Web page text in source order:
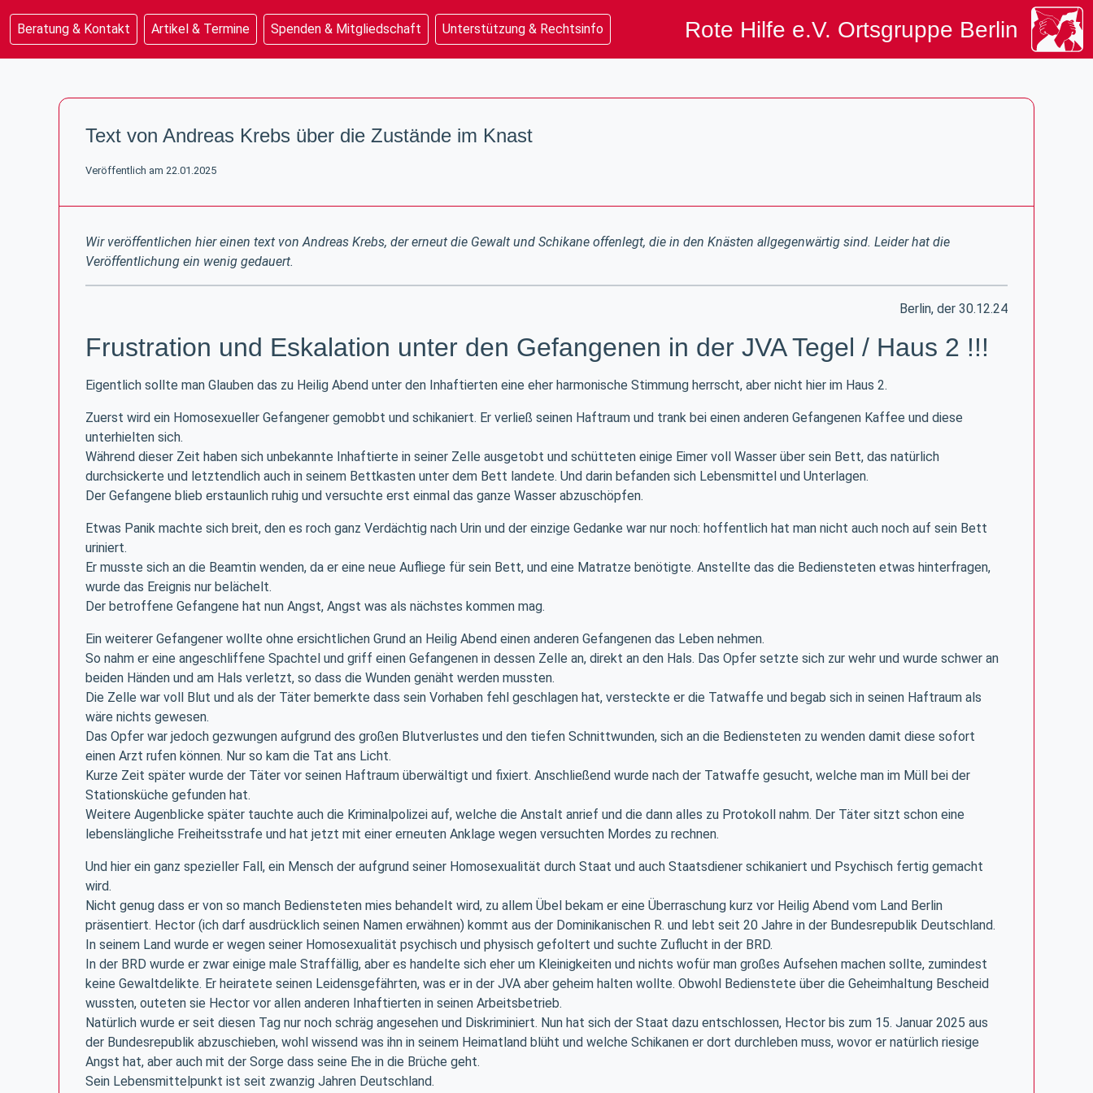
Beratung & Kontakt Artikel & Termine Spenden & Mitgliedschaft Unterstützung & Rechtsinfo Rote Hilfe e.V. Ortsgruppe Berlin
Artikel & Termine
Spenden & Mitgliedschaft
Unterstützung & Rechtsinfo
Text von Andreas Krebs über die Zustände im Knast
Veröffentlich am 22.01.2025
Wir veröffentlichen hier einen text von Andreas Krebs, der erneut die Gewalt und Schikane offenlegt, die in den Knästen allgegenwärtig sind. Leider hat die
Veröffentlichung ein wenig gedauert.
Berlin, der 30.12.24
Frustration und Eskalation unter den Gefangenen in der JVA Tegel / Haus 2 !!!
Eigentlich sollte man Glauben das zu Heilig Abend unter den Inhaftierten eine eher harmonische Stimmung herrscht, aber nicht hier im Haus 2.
Zuerst wird ein Homosexueller Gefangener gemobbt und schikaniert. Er verließ seinen Haftraum und trank bei einen anderen Gefangenen Kaffee und diese
unterhielten sich.
Während dieser Zeit haben sich unbekannte Inhaftierte in seiner Zelle ausgetobt und schütteten einige Eimer voll Wasser über sein Bett, das natürlich
durchsickerte und letztendlich auch in seinem Bettkasten unter dem Bett landete. Und darin befanden sich Lebensmittel und Unterlagen.
Der Gefangene blieb erstaunlich ruhig und versuchte erst einmal das ganze Wasser abzuschöpfen.
Etwas Panik machte sich breit, den es roch ganz Verdächtig nach Urin und der einzige Gedanke war nur noch: hoffentlich hat man nicht auch noch auf sein Bett
uriniert.
Er musste sich an die Beamtin wenden, da er eine neue Aufliege für sein Bett, und eine Matratze benötigte. Anstellte das die Bediensteten etwas hinterfragen,
wurde das Ereignis nur belächelt.
Der betroffene Gefangene hat nun Angst, Angst was als nächstes kommen mag.
Ein weiterer Gefangener wollte ohne ersichtlichen Grund an Heilig Abend einen anderen Gefangenen das Leben nehmen.
So nahm er eine angeschliffene Spachtel und griff einen Gefangenen in dessen Zelle an, direkt an den Hals. Das Opfer setzte sich zur wehr und wurde schwer an
beiden Händen und am Hals verletzt, so dass die Wunden genäht werden mussten.
Die Zelle war voll Blut und als der Täter bemerkte dass sein Vorhaben fehl geschlagen hat, versteckte er die Tatwaffe und begab sich in seinen Haftraum als
wäre nichts gewesen.
Das Opfer war jedoch gezwungen aufgrund des großen Blutverlustes und den tiefen Schnittwunden, sich an die Bediensteten zu wenden damit diese sofort
einen Arzt rufen können. Nur so kam die Tat ans Licht.
Kurze Zeit später wurde der Täter vor seinen Haftraum überwältigt und fixiert. Anschließend wurde nach der Tatwaffe gesucht, welche man im Müll bei der
Stationsküche gefunden hat.
Weitere Augenblicke später tauchte auch die Kriminalpolizei auf, welche die Anstalt anrief und die dann alles zu Protokoll nahm. Der Täter sitzt schon eine
lebenslängliche Freiheitsstrafe und hat jetzt mit einer erneuten Anklage wegen versuchten Mordes zu rechnen.
Und hier ein ganz spezieller Fall, ein Mensch der aufgrund seiner Homosexualität durch Staat und auch Staatsdiener schikaniert und Psychisch fertig gemacht
wird.
Nicht genug dass er von so manch Bediensteten mies behandelt wird, zu allem Übel bekam er eine Überraschung kurz vor Heilig Abend vom Land Berlin
präsentiert. Hector (ich darf ausdrücklich seinen Namen erwähnen) kommt aus der Dominikanischen R. und lebt seit 20 Jahre in der Bundesrepublik Deutschland.
In seinem Land wurde er wegen seiner Homosexualität psychisch und physisch gefoltert und suchte Zuflucht in der BRD.
In der BRD wurde er zwar einige male Straffällig, aber es handelte sich eher um Kleinigkeiten und nichts wofür man großes Aufsehen machen sollte, zumindest
keine Gewaltdelikte. Er heiratete seinen Leidensgefährten, was er in der JVA aber geheim halten wollte. Obwohl Bedienstete über die Geheimhaltung Bescheid
wussten, outeten sie Hector vor allen anderen Inhaftierten in seinen Arbeitsbetrieb.
Natürlich wurde er seit diesen Tag nur noch schräg angesehen und Diskriminiert. Nun hat sich der Staat dazu entschlossen, Hector bis zum 15. Januar 2025 aus
der Bundesrepublik abzuschieben, wohl wissend was ihn in seinem Heimatland blüht und welche Schikanen er dort durchleben muss, wovor er natürlich riesige
Angst hat, aber auch mit der Sorge dass seine Ehe in die Brüche geht.
Sein Lebensmittelpunkt ist seit zwanzig Jahren Deutschland.